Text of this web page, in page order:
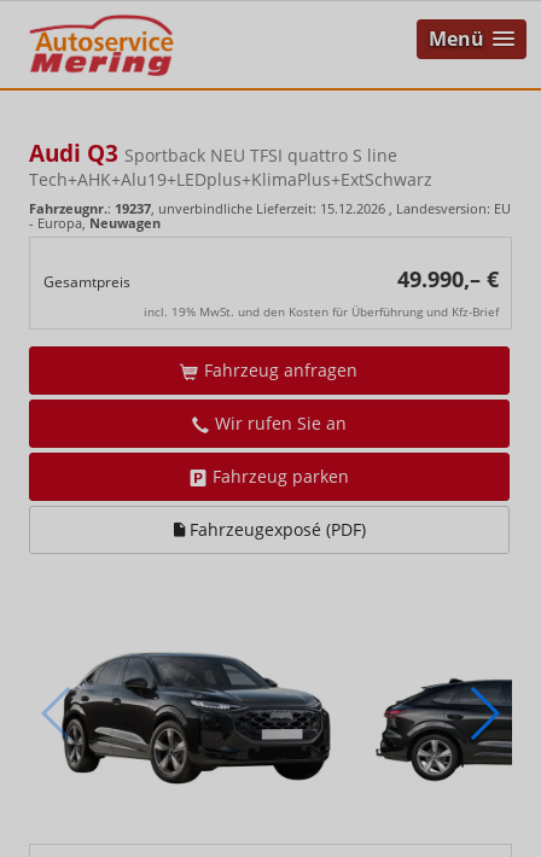
Menü
Audi Q3 Sportback NEU TFSI quattro S line
Tech+AHK+Alu19+LEDplus+KlimaPlus+ExtSchwarz
Fahrzeugnr.: 19237, unverbindliche Lieferzeit: 15.12.2026 , Landesversion: EU
- Europa,Neuwagen
Gesamtpreis 49.990,– €
incl. 19% MwSt. und den Kosten für Überführung und Kfz-Brief
Fahrzeug anfragen
Wir rufen Sie an
Fahrzeug parken
Fahrzeugexposé (PDF)